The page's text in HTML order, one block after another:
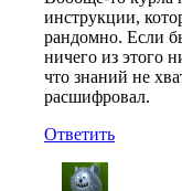
инструкции,
рандомно. Если
ничего из этого
что знаний не
расшифровал.
Ответить